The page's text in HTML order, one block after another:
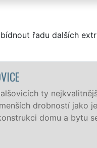
řadu dalších